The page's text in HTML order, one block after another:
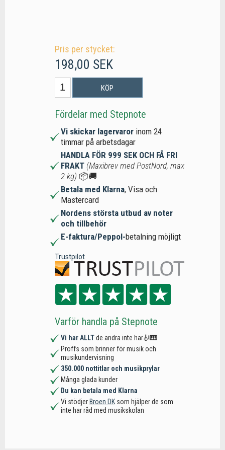
Pris per stycket:
198,00 SEK
KÖP
Fördelar med Stepnote
Vi skickar lagervaror inom 24
timmar på arbetsdagar
HANDLA FÖR 999 SEK OCH FÅ FRI
FRAKT (Maxibrev med PostNord, max
2 kg) 📦🚚
Betala med Klarna, Visa och
Mastercard
Nordens största utbud av noter
och tillbehör
E-faktura/Peppol-betalning möjligt
Trustpilot
Varför handla på Stepnote
Vi har ALLTde andra inte har🎻🎹
Proffs som brinner för musik och
musikundervisning
350.000 nottitlar och musikprylar
Många glada kunder
Du kan betala med Klarna
Vi stödjer Broen DKsom hjälper de som
inte har råd med musikskolan